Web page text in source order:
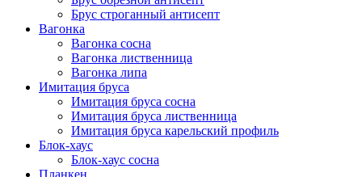
Брус строганный антисепт
Вагонка
Вагонка сосна
Вагонка лиственница
Вагонка липа
Имитация бруса
Имитация бруса сосна
Имитация бруса лиственница
Имитация бруса карельский профиль
Блок-хаус
Блок-хаус сосна
Планкен